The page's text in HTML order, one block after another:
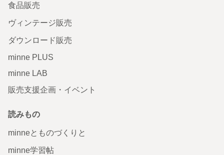
食品販売
ヴィンテージ販売
ダウンロード販売
minne PLUS
minne LAB
販売支援企画・イベント
読みもの
minneとものづくりと
minne学習帖